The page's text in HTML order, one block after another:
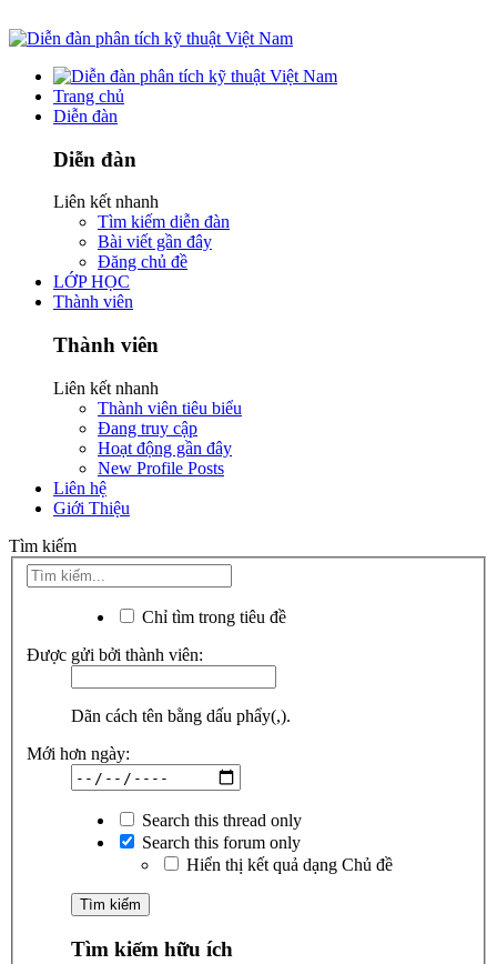
Trang chủ
Diễn đàn
Diễn đàn
Liên kết nhanh
Tìm kiếm diễn đàn
Bài viết gần đây
Đăng chủ đề
LỚP HỌC
Thành viên
Thành viên
Liên kết nhanh
Thành viên tiêu biểu
Đang truy cập
Hoạt động gần đây
New Profile Posts
Liên hệ
Giới Thiệu
Tìm kiếm
Chỉ tìm trong tiêu đề
Được gửi bởi thành viên:
Dãn cách tên bằng dấu phẩy(,).
Mới hơn ngày:
Search this thread only
Search this forum only
Hiển thị kết quả dạng Chủ đề
Tìm kiếm hữu ích